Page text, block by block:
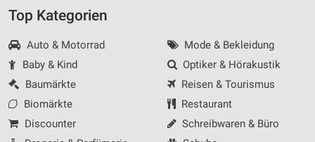
Top Kategorien
Auto & Motorrad
Baby & Kind
Baumärkte
Biomärkte
Discounter
Mode & Bekleidung
Optiker & Hörakustik
Reisen & Tourismus
Restaurant
Schreibwaren & Büro
Kombinationen von Daten aus verschiedenen
Entwicklung und Verbesserung der Angebote
Inhalten